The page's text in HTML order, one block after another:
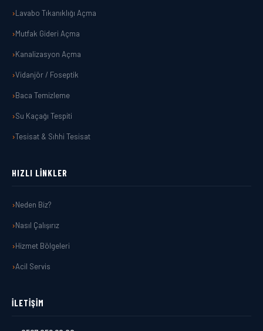
Lavabo Tıkanıklığı Açma
Mutfak Gideri Açma
Kanalizasyon Açma
Vidanjör / Foseptik
Baca Temizleme
Su Kaçağı Tespiti
Tesisat & Sıhhi Tesisat
HIZLI LINKLER
Neden Biz?
Nasıl Çalışırız
Hizmet Bölgeleri
Acil Servis
İLETIŞIM